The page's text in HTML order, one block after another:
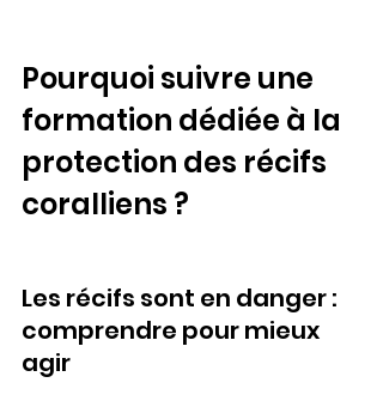
Pourquoi suivre une
formation dédiée à la
protection des récifs
coralliens ?
Les récifs sont en danger :
comprendre pour mieux
agir